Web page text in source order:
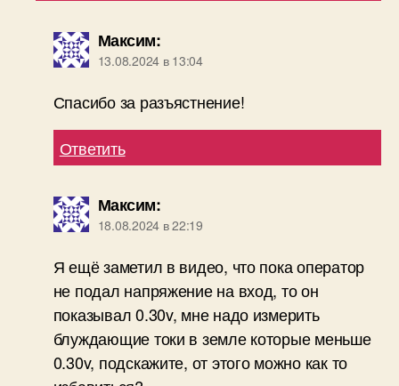
Максим:
13.08.2024 в 13:04
Спасибо за разъястнение!
Ответить
Максим:
18.08.2024 в 22:19
Я ещё заметил в видео, что пока оператор
не подал напряжение на вход, то он
показывал 0.30v, мне надо измерить
блуждающие токи в земле которые меньше
0.30v, подскажите, от этого можно как то